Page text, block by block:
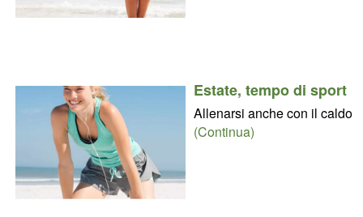
Estate, tempo di sport
Allenarsi anche con il caldo
(Continua)